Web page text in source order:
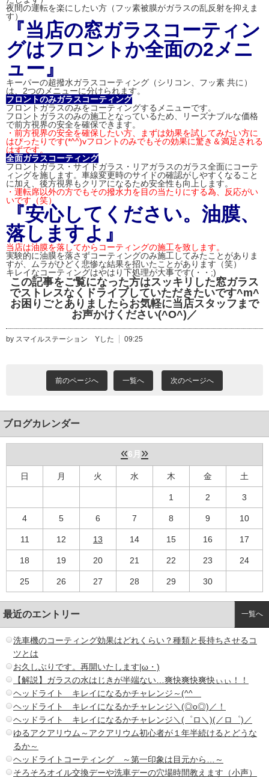
夜間の運転を楽にしたい方（フッ素被膜がガラスの乱反射を抑えま
す）
『当店の窓ガラスコーティン
グはフロントか全面の2メニ
ュー』
キーパーの超撥水ガラスコーティング（シリコン、フッ素 共に）
は、2つのメニューに分けられます。
フロントのみガラスコーティング
フロントガラスのみをコーティングするメニューです。
フロントガラスのみの施工となっているため、リーズナブルな価格
で前方視界の安全を確保できます。
・前方視界の安全を確保したい方、まずは効果を試してみたい方に
はぴったりです(*^^)vフロントのみでもその効果に驚き＆満足される
はずです。
全面ガラスコーティング
フロントガラス・サイドガラス・リアガラスのガラス全面にコーテ
ィングを施します。車線変更時のサイドの確認がしやすくなること
に加え、後方視界もクリアになるため安全性も向上します。
・運転席以外の方でもその撥水力を目の当たりにする為、反応がい
いです（笑）
『安心してください。油膜、
落しますよ』
当店は油膜を落してからコーティングの施工を致します。
実験的に油膜を落さずコーティングのみ施工してみたことがありま
すが、ムラがひどく悲惨な結果を招いたことがあります（笑）
キレイなコーティングはやはり下処理が大事です(・・;)
この記事をご覧になった方はスッキリした窓ガラス
でストレスなくドライブしていただきたいです^m^
お困りごとありましたらお気軽に当店スタッフまで
お声かけください(^O^)／
by スマイルステーション Yした 09:25
前のページへ 一覧へ 次のページへ
ブログカレンダー
«6月 »
日 月 火 水 木 金 土
1 2 3
4 5 6 7 8 9 10
11 12 13 14 15 16 17
18 19 20 21 22 23 24
25 26 27 28 29 30
最近のエントリー 一覧へ
洗車機のコーティング効果はどれくらい？種類と長持ちさせるコ
ツとは
お久しぶりです。再開いたします|ω・)
【解説】ガラスの水はじきが半端ない…爽快爽快爽快ぃぃ！！
ヘッドライト キレイになるかチャレンジ～(^^ゞ
ヘッドライト キレイになるかチャレンジ＼(◎o◎)／！
ヘッドライト キレイになるかチャレンジ＼(゜ロ＼)(／ロ゜)／
ゆるアクアリウム～アクアリウム初心者が１年半続けるとどうな
るか～
ヘッドライトコーティング ～第一印象は目元から…～
そろそろオイル交換デーや洗車デーの穴場時間教えます（小声）